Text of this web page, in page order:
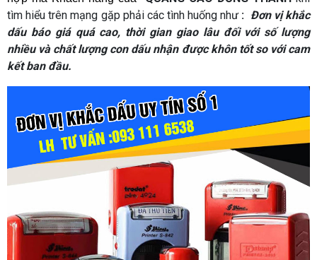
tìm hiểu trên mạng gặp phải các tình huống như : Đơn vị khắc
dấu báo giá quá cao, thời gian giao lâu đối với số lượng
nhiều và chất lượng con dấu nhận được khôn tốt so với cam
kết ban đầu.